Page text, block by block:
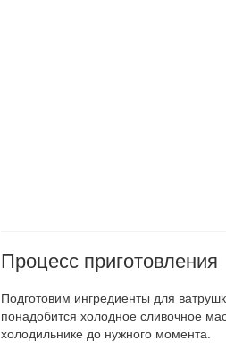
Процесс приготовления
Подготовим ингредиенты для
понадобится холодное сливочное
холодильнике до нужного момента.